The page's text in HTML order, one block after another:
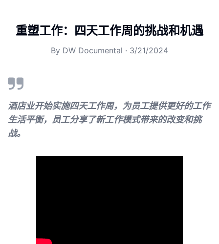
重塑工作：四天工作周的挑战和机遇
By DW Documental · 3/21/2024
酒店业开始实施四天工作周，为员工提供更好的工作
生活平衡，员工分享了新工作模式带来的改变和挑
战。